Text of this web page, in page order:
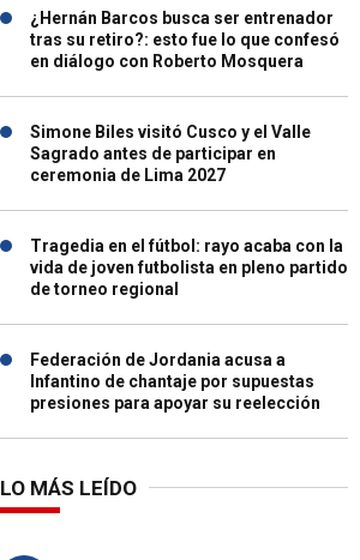
¿Hernán Barcos busca ser entrenador
tras su retiro?: esto fue lo que confesó
en diálogo con Roberto Mosquera
Simone Biles visitó Cusco y el Valle
Sagrado antes de participar en
ceremonia de Lima 2027
Tragedia en el fútbol: rayo acaba con la
vida de joven futbolista en pleno partido
de torneo regional
Federación de Jordania acusa a
Infantino de chantaje por supuestas
presiones para apoyar su reelección
LO MÁS LEÍDO